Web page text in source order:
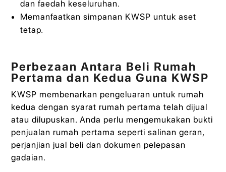
dan faedah keseluruhan.
Memanfaatkan simpanan KWSP untuk aset
tetap.
Perbezaan Antara Beli Rumah
Pertama dan Kedua Guna KWSP
KWSP membenarkan pengeluaran untuk rumah
kedua dengan syarat rumah pertama telah dijual
atau dilupuskan. Anda perlu mengemukakan bukti
penjualan rumah pertama seperti salinan geran,
perjanjian jual beli dan dokumen pelepasan
gadaian.